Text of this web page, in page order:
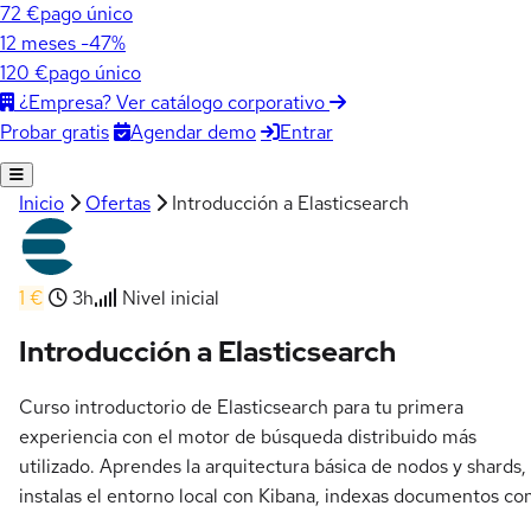
72 €pago único
12 meses -47%
120 €pago único
¿Empresa? Ver catálogo corporativo
Probar gratis
Agendar demo Entrar
Inicio Ofertas Introducción a Elasticsearch
1 € 3h Nivel inicial
Introducción a Elasticsearch
Curso introductorio de Elasticsearch para tu primera
experiencia con el motor de búsqueda distribuido más
utilizado. Aprendes la arquitectura básica de nodos y shards,
instalas el entorno local con Kibana, indexas documentos